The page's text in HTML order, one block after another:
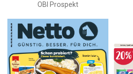
OBI Prospekt